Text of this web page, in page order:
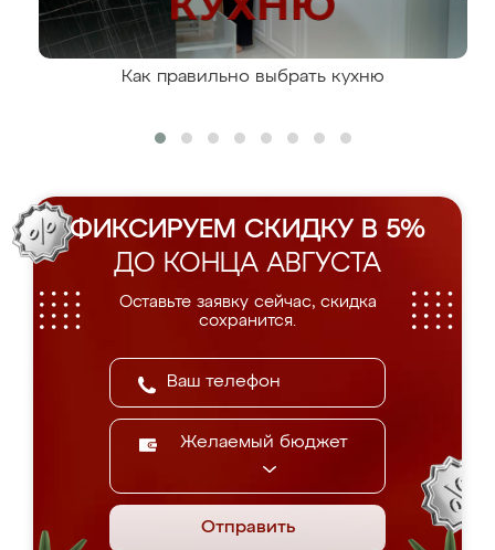
Как правильно выбрать кухню
ФИКСИРУЕМ СКИДКУ В 5%
ДО КОНЦА АВГУСТА
Оставьте заявку сейчас, скидка
сохранится.
Желаемый бюджет
Отправить